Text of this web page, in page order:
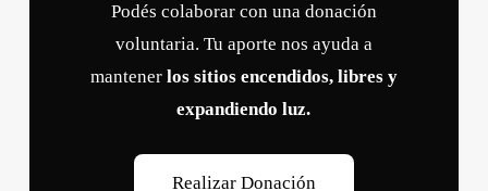
Podés colaborar con una donación
voluntaria. Tu aporte nos ayuda a
mantener los sitios encendidos, libres y
expandiendo luz.
Realizar Donación